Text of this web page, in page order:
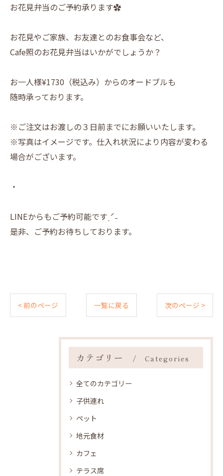
お花見弁当のご予約承ります✿
お花見やご家族、お友達とのお食事会など、
Cafe照のお花見弁当はいかがでしょうか？
お一人様¥1730（税込み）からのオードブルも
随時承っております。
※ご注文はお渡しの３日前までにお願いいたします。
※写真はイメージです。仕入れ状況により内容が変わる
場合がございます。
・
LINEからもご予約可能ですˎˊ˗
是非、ご予約お待ちしております。
< 前のページ 一覧に戻る 次のページ >
カテゴリー Categories
全てのカテゴリー
子供連れ
ペット
地元食材
カフェ
テラス席